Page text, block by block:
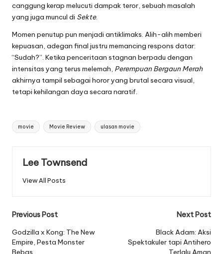
canggung kerap melucuti dampak teror, sebuah masalah
yang juga muncul di Sekte.
Momen penutup pun menjadi antiklimaks. Alih-alih memberi
kepuasan, adegan final justru memancing respons datar:
“Sudah?”. Ketika penceritaan stagnan berpadu dengan
intensitas yang terus melemah, Perempuan Bergaun Merah
akhirnya tampil sebagai horor yang brutal secara visual,
tetapi kehilangan daya secara naratif.
Tags:
movie Movie Review ulasan movie
Lee Townsend
View All Posts
Post
navigation
Previous Post
Godzilla x Kong: The New
Empire, Pesta Monster
Bebas
Next Post
Black Adam: Aksi
Spektakuler tapi Antihero
Terlalu Aman